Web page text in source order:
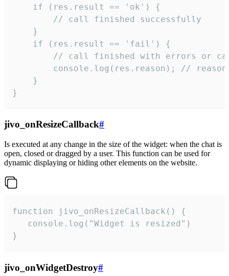
    if (res.result == 'ok') {
        // call finished successfully
    }
    if (res.result == 'fail') {
// call finished with errors or
console.log(res.reason); //
    }
}
jivo_onResizeCallback#
Is executed at any change in the size of the widget: when the chat is
open, closed or dragged by a user. This function can be used for
dynamic displaying or hiding other elements on the website.
function jivo_onResizeCallback() {
   console.log("Widget is resized")
}
jivo_onWidgetDestroy#